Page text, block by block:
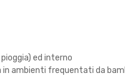
ed interno
ambienti frequentati da